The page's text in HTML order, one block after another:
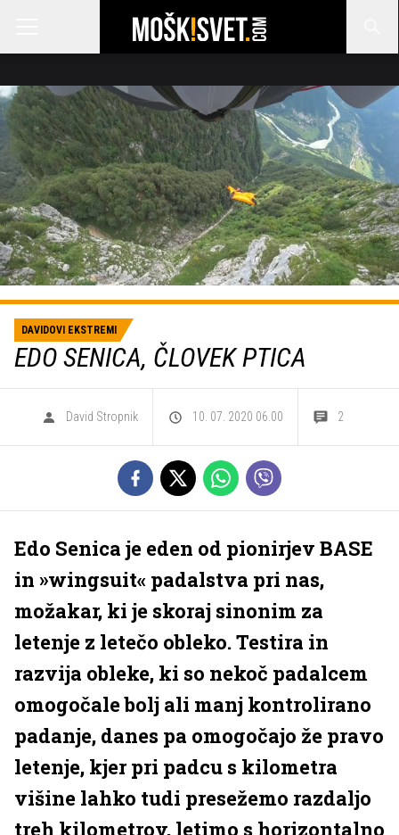
DAVIDOVI EKSTREMI
EDO SENICA, ČLOVEK PTICA
David Stropnik 10. 07. 2020 06.00 2
Edo Senica je eden od pionirjev BASE
in »wingsuit« padalstva pri nas,
možakar, ki je skoraj sinonim za
letenje z letečo obleko. Testira in
razvija obleke, ki so nekoč padalcem
omogočale bolj ali manj kontrolirano
padanje, danes pa omogočajo že pravo
letenje, kjer pri padcu s kilometra
višine lahko tudi presežemo razdaljo
treh kilometrov, letimo s horizontalno